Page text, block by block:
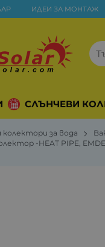
ИДЕИ ЗА МОНТАЖ
СЛЪНЧЕВИ
колектори за вода
-HEAT PIPE,